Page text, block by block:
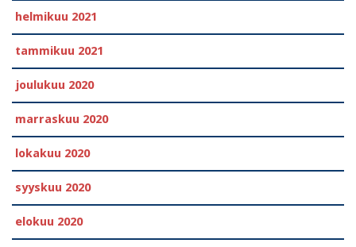
helmikuu 2021
tammikuu 2021
joulukuu 2020
marraskuu 2020
lokakuu 2020
syyskuu 2020
elokuu 2020